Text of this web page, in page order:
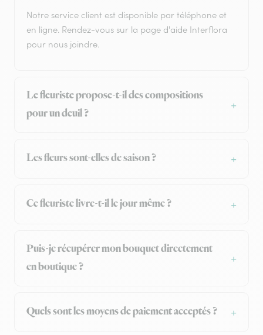
Notre service client est disponible par téléphone et
en ligne. Rendez-vous sur la page d'aide Interflora
pour nous joindre.
Le fleuriste propose-t-il des compositions
pour un deuil ?
Les fleurs sont-elles de saison ?
Ce fleuriste livre-t-il le jour même ?
Puis-je récupérer mon bouquet directement
en boutique ?
Quels sont les moyens de paiement acceptés ?